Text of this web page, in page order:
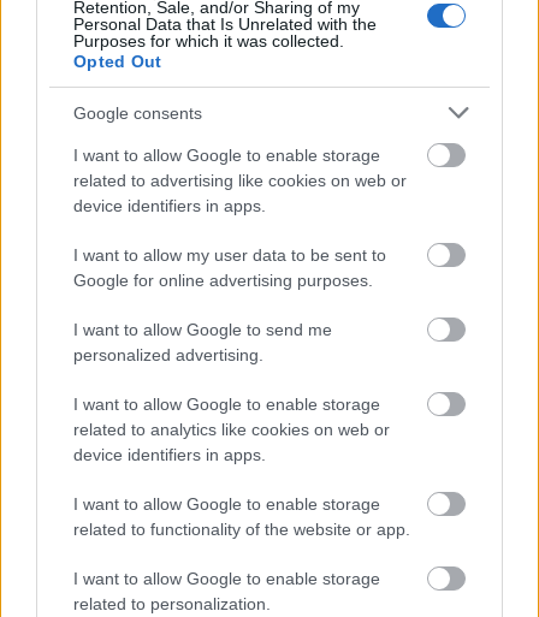
Retention, Sale, and/or Sharing of my
Personal Data that Is Unrelated with the
Purposes for which it was collected.
Opted Out
Google consents
I want to allow Google to enable storage
related to advertising like cookies on web or
device identifiers in apps.
I want to allow my user data to be sent to
Google for online advertising purposes.
I want to allow Google to send me
personalized advertising.
I want to allow Google to enable storage
related to analytics like cookies on web or
device identifiers in apps.
I want to allow Google to enable storage
related to functionality of the website or app.
I want to allow Google to enable storage
related to personalization.
Biophiliaalbum tervezett borítója és végleges